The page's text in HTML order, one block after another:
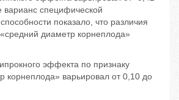
варианс специфической
показало, что различия
диаметр корнеплода»
эффекта по признаку
корнеплода» варьировал от 0,10 до